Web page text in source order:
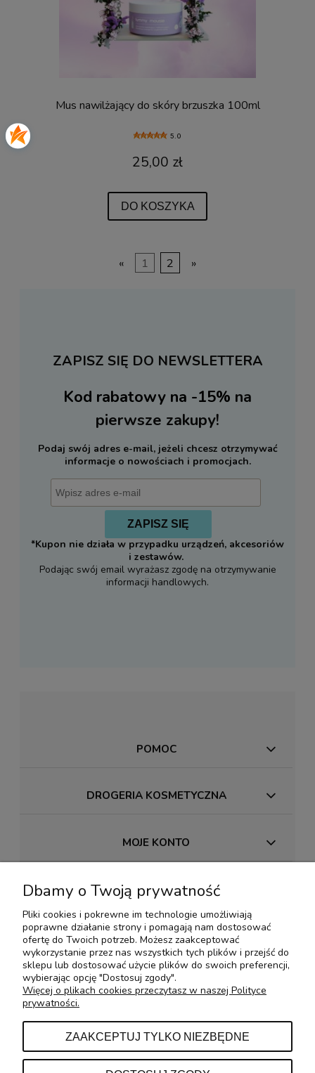
Mus nawilżający do skóry brzuszka 100ml
5.0
25,00 zł
DO KOSZYKA
« 1 2 »
ZAPISZ SIĘ DO NEWSLETTERA
Kod rabatowy na -15% na
pierwsze zakupy!
Podaj swój adres e-mail, jeżeli chcesz otrzymywać
informacje o nowościach i promocjach.
ZAPISZ SIĘ
*Kupon nie działa w przypadku urządzeń, akcesoriów
i zestawów.
Podając swój email wyrażasz zgodę na otrzymywanie
informacji handlowych.
POMOC
DROGERIA KOSMETYCZNA
MOJE KONTO
PŁATNOŚCI I DOSTAWA
INFORMACJE
O NAS
KONTAKT Z NAMI
Dbamy o Twoją prywatność
Pliki cookies i pokrewne im technologie umożliwiają
poprawne działanie strony i pomagają nam dostosować
ofertę do Twoich potrzeb. Możesz zaakceptować
wykorzystanie przez nas wszystkich tych plików i przejść do
sklepu lub dostosować użycie plików do swoich preferencji,
wybierając opcję "Dostosuj zgody".
Więcej o plikach cookies przeczytasz w naszej Polityce
prywatności.
ZAAKCEPTUJ TYLKO NIEZBĘDNE